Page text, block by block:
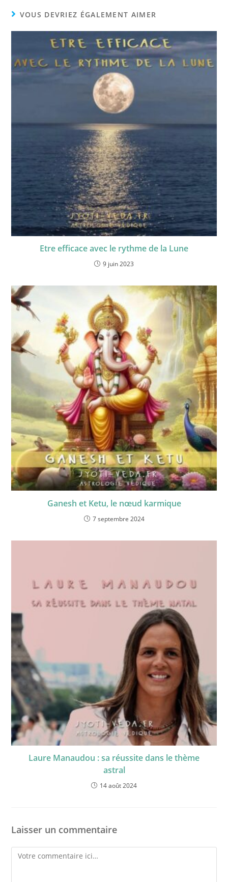
VOUS DEVRIEZ ÉGALEMENT AIMER
Etre efficace avec le rythme de la Lune
9 juin 2023
Ganesh et Ketu, le nœud karmique
7 septembre 2024
Laure Manaudou : sa réussite dans le thème
astral
14 août 2024
Laisser un commentaire